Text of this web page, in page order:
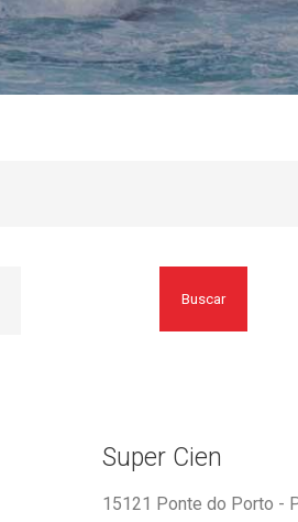
Buscar
Super Cien
15121 Ponte do Porto -